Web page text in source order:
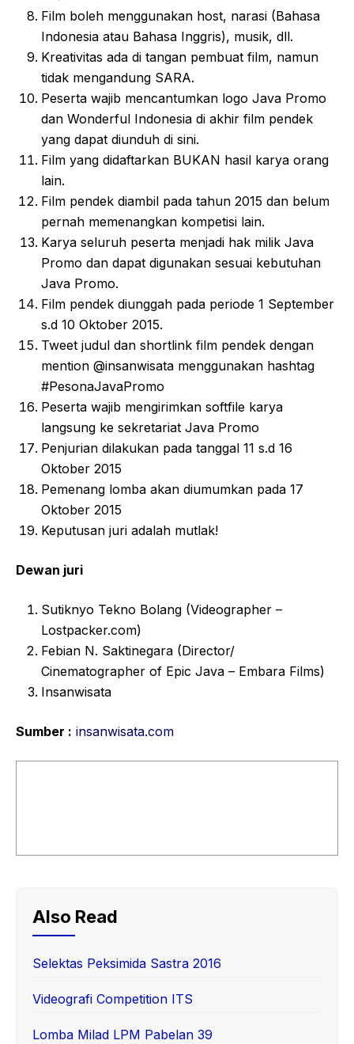
Film boleh menggunakan host, narasi (Bahasa
Indonesia atau Bahasa Inggris), musik, dll.
Kreativitas ada di tangan pembuat film, namun
tidak mengandung SARA.
Peserta wajib mencantumkan logo Java Promo
dan Wonderful Indonesia di akhir film pendek
yang dapat diunduh di sini.
Film yang didaftarkan BUKAN hasil karya orang
lain.
Film pendek diambil pada tahun 2015 dan belum
pernah memenangkan kompetisi lain.
Karya seluruh peserta menjadi hak milik Java
Promo dan dapat digunakan sesuai kebutuhan
Java Promo.
Film pendek diunggah pada periode 1 September
s.d 10 Oktober 2015.
Tweet judul dan shortlink film pendek dengan
mention @insanwisata menggunakan hashtag
#PesonaJavaPromo
Peserta wajib mengirimkan softfile karya
langsung ke sekretariat Java Promo
Penjurian dilakukan pada tanggal 11 s.d 16
Oktober 2015
Pemenang lomba akan diumumkan pada 17
Oktober 2015
Keputusan juri adalah mutlak!
Dewan juri
Sutiknyo Tekno Bolang (Videographer –
Lostpacker.com)
Febian N. Saktinegara (Director/
Cinematographer of Epic Java – Embara Films)
Insanwisata
Sumber : insanwisata.com
Also Read
Selektas Peksimida Sastra 2016
Videografi Competition ITS
Lomba Milad LPM Pabelan 39